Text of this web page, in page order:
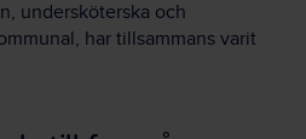
undersköterska och
har tillsammans varit